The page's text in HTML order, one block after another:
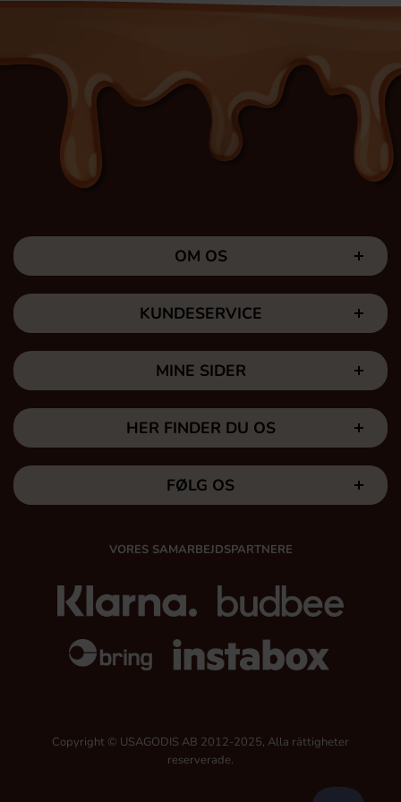
OM OS
KUNDESERVICE
MINE SIDER
HER FINDER DU OS
FØLG OS
VORES SAMARBEJDSPARTNERE
Copyright © USAGODIS AB 2012-2025, Alla rättigheter
reserverade.